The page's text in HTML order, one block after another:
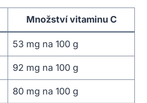
Množství vitaminu C
53 mg na 100 g
92 mg na 100 g
80 mg na 100 g